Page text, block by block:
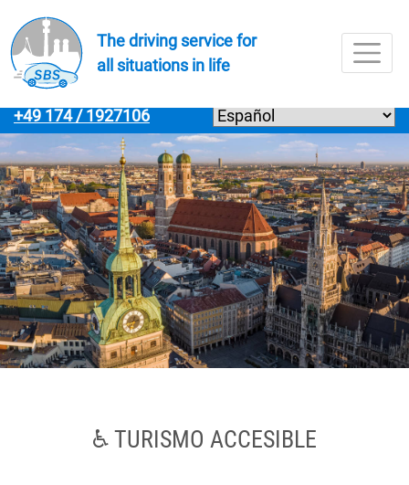
Zur Navigation springenZur Navigation springen
Zum Inhalt springenZum Inhalt springen
Zur Fußzeile springenZur Fußzeile springen
The driving service for
all situations in life
Menü
+49 174 / 1927106
♿ TURISMO ACCESIBLE